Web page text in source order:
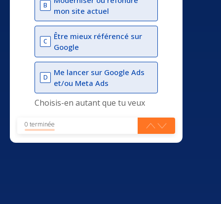
B
mon site actuel
C
Être mieux référencé sur
Google
D
Me lancer sur Google Ads
et/ou Meta Ads
Choisis-en autant que tu veux
0 terminée